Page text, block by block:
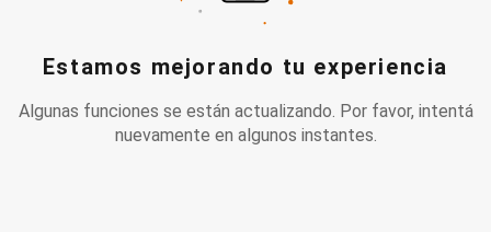
Estamos mejorando tu experiencia
Algunas funciones se están actualizando. Por favor, intentá
nuevamente en algunos instantes.